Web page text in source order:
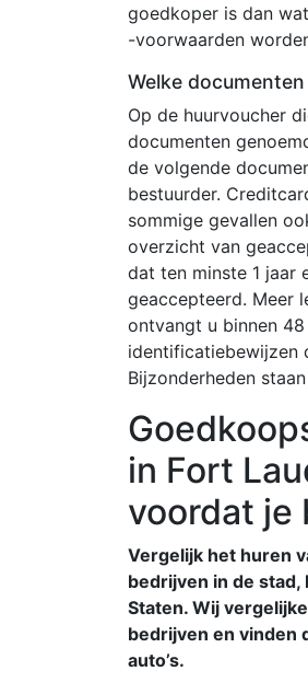
goedkoper is dan
-voorwaarden
Welke
Op de huurvoucher
documenten
de volgende
bestuurder.
sommige gevallen
overzicht van
dat ten minste 1 jaar
geaccepteerd. Meer
ontvangt u binnen
identificatiebewijzen
Bijzonderheden
in Fort
voordat je
Vergelijk het huren
bedrijven in de stad,
Staten. Wij
bedrijven en vinden
auto’s.